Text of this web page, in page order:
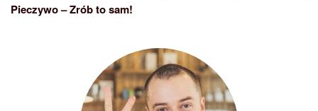
Pieczywo – Zrób to sam!